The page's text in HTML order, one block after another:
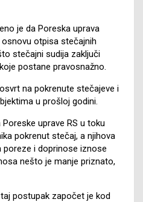
je da Poreska uprava
otpisa stečajnih
stečajni sudija zaključi
postane pravosnažno.
na pokrenute stečajeve i
u prošloj godini.
uprave RS u toku
pokrenut stečaj, a njihova
poreze i doprinose iznose
nešto je manje priznato,
postupak započet je kod